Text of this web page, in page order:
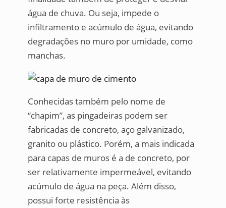
água de chuva. Ou seja, impede o
infiltramento e acúmulo de água, evitando
degradações no muro por umidade, como
manchas.
Conhecidas também pelo nome de
“chapim”, as pingadeiras podem ser
fabricadas de concreto, aço galvanizado,
granito ou plástico. Porém, a mais indicada
para capas de muros é a de concreto, por
ser relativamente impermeável, evitando
acúmulo de água na peça. Além disso,
possui forte resistência às